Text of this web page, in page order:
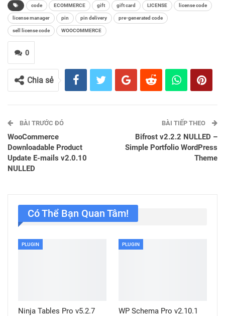
code ECOMMERCE gift gift card LICENSE license code
license manager pin pin delivery pre-generated code
sell license code WOOCOMMERCE
0
Chia sẻ
BÀI TRƯỚC ĐÓ
WooCommerce
Downloadable Product
Update E-mails v2.0.10
NULLED
BÀI TIẾP THEO
Bifrost v2.2.2 NULLED –
Simple Portfolio WordPress
Theme
Có Thể Bạn Quan Tâm!
PLUGIN
Ninja Tables Pro v5.2.7
PLUGIN
WP Schema Pro v2.10.1